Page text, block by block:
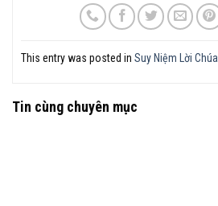
This entry was posted in Suy Niệm Lời Chúa
Tin cùng chuyên mục